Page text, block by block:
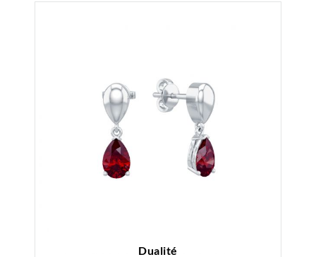
Dualité